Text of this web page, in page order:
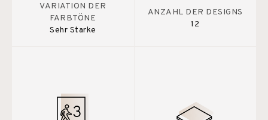
VARIATION DER
FARBTÖNE
Sehr Starke
ANZAHL DER DESIGNS
12